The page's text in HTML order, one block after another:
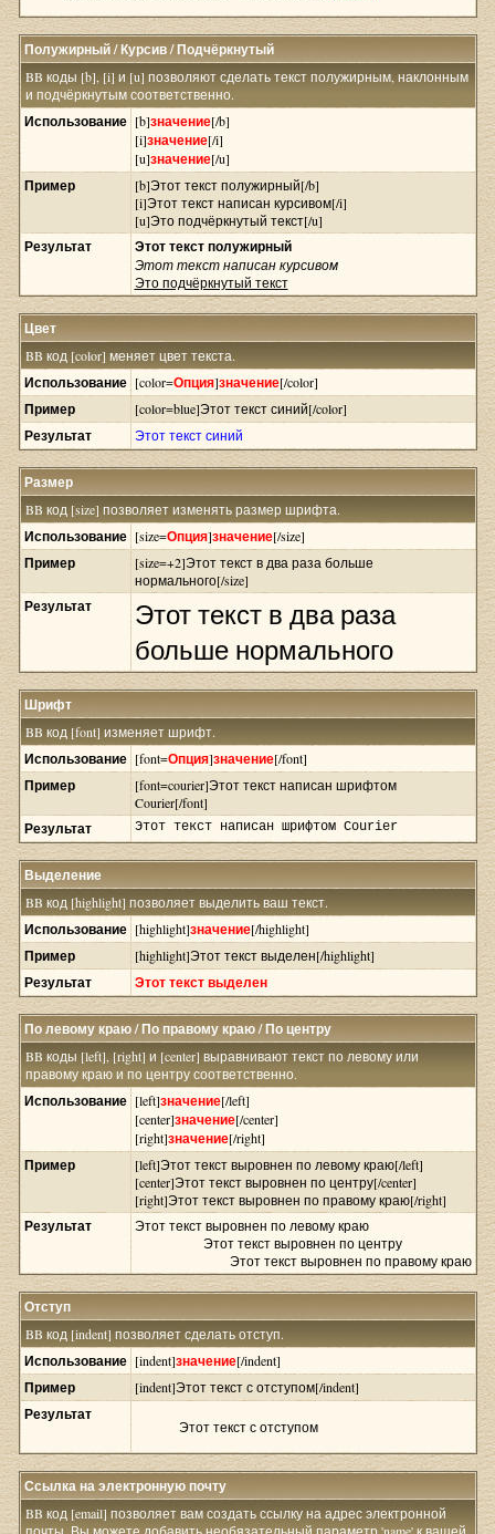
Полужирный / Курсив / Подчёркнутый
BB коды [b], [i] и [u] позволяют сделать текст полужирным, наклонным
и подчёркнутым соответственно.
Использование [b]значение[/b]
[i]значение[/i]
[u]значение[/u]
Пример
[b]Этот текст полужирный[/b]
[i]Этот текст написан курсивом[/i]
[u]Это подчёркнутый текст[/u]
Результат Этот текст полужирный
Этот текст написан курсивом
Это подчёркнутый текст
Цвет
BB код [color] меняет цвет текста.
Использование [color=Опция]значение[/color]
Пример [color=blue]Этот текст синий[/color]
Результат Этот текст синий
Размер
BB код [size] позволяет изменять размер шрифта.
Использование [size=Опция]значение[/size]
Пример
[size=+2]Этот текст в два раза больше
нормального[/size]
Результат
Этот текст в два раза
больше нормального
Шрифт
BB код [font] изменяет шрифт.
Использование [font=Опция]значение[/font]
Пример
[font=courier]Этот текст написан шрифтом
Courier[/font]
Результат Этот текст написан шрифтом Courier
Выделение
BB код [highlight] позволяет выделить ваш текст.
Использование [highlight]значение[/highlight]
Пример [highlight]Этот текст выделен[/highlight]
Результат Этот текст выделен
По левому краю / По правому краю / По центру
BB коды [left], [right] и [center] выравнивают текст по левому или
правому краю и по центру соответственно.
Использование [left]значение[/left]
[center]значение[/center]
[right]значение[/right]
Пример
[left]Этот текст выровнен по левому краю[/left]
[center]Этот текст выровнен по центру[/center]
[right]Этот текст выровнен по правому краю[/right]
Результат
Этот текст выровнен по левому краю
Этот текст выровнен по центру
Этот текст выровнен по правому краю
Отступ
BB код [indent] позволяет сделать отступ.
Использование [indent]значение[/indent]
Пример [indent]Этот текст с отступом[/indent]
Результат
Этот текст с отступом
Ссылка на электронную почту
BB код [email] позволяет вам создать ссылку на адрес электронной